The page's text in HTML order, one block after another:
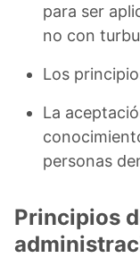
para ser
no con
Los
La
personas
Principios